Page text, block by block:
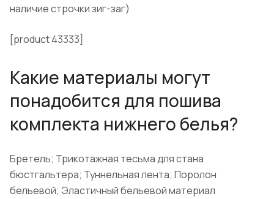
наличие строчки зиг-заг)
[product 43333]
Какие материалы могут
понадобится для пошива
комплекта нижнего белья?
Бретель; Трикотажная тесьма для стана
бюстгальтера; Туннельная лента; Поролон
бельевой; Эластичный бельевой материал